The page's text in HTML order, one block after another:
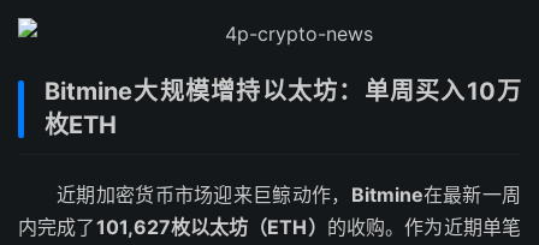
Bitmine大规模增持以太坊：单周买入10万
枚ETH
近期加密货币市场迎来巨鲸动作， Bitmine在最新一周
内完成了101,627枚以太坊（ETH） 的收购。作为近期单笔